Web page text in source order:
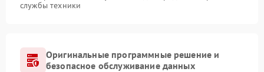
службы техники
Оригинальные программные решение и
безопасное обслуживание данных